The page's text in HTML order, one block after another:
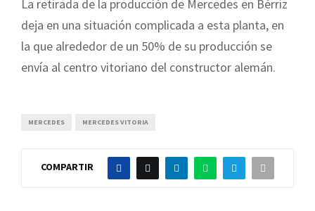
La retirada de la producción de Mercedes en Bérriz
deja en una situación complicada a esta planta, en
la que alrededor de un 50% de su producción se
envía al centro vitoriano del constructor alemán.
MERCEDES MERCEDES VITORIA
COMPARTIR